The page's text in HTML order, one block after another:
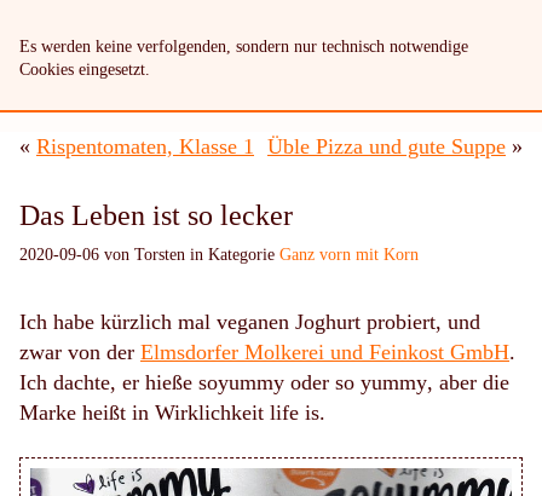
Es werden keine verfolgenden, sondern nur technisch notwendige
Cookies eingesetzt.
« Rispentomaten, Klasse 1 Üble Pizza und gute Suppe »
Das Leben ist so lecker
2020-09-06 von Torsten in Kategorie Ganz vorn mit Korn
Ich habe kürzlich mal veganen Joghurt probiert, und
zwar von der Elmsdorfer Molkerei und Feinkost GmbH.
Ich dachte, er hieße soyummy oder so yummy, aber die
Marke heißt in Wirklichkeit life is.